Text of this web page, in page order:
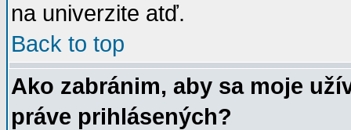
na univerzite atď.
Back to top
Ako zabránim, aby sa moje
práve prihlásených?